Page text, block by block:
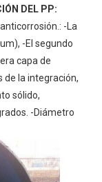
DEL PP:
-La
-El segundo
capa de
de la integración,
sólido,
-Diámetro